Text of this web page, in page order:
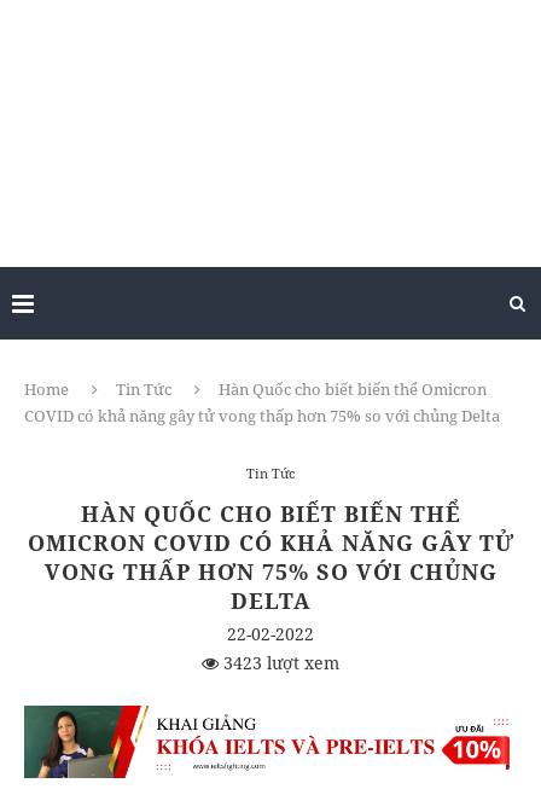
Home Tin Tức
Hàn Quốc cho biết biến thể Omicron
COVID có khả năng gây tử vong thấp hơn 75% so với chủng Delta
Tin Tức
HÀN QUỐC CHO BIẾT BIẾN THỂ
OMICRON COVID CÓ KHẢ NĂNG GÂY TỬ
VONG THẤP HƠN 75% SO VỚI CHỦNG
DELTA
22-02-2022
3423 lượt xem